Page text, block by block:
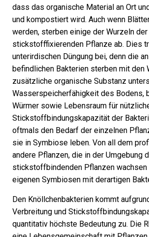
dass das organische Material an Ort
und kompostiert wird. Auch wenn
werden, sterben einige der Wurzeln der
stickstofffixierenden Pflanze ab. Dies
unterirdischen Düngung bei, denn die
befindlichen Bakterien sterben mit den
zusätzliche organische Substanz
Wasserspeicherfähigkeit des Bodens,
Würmer sowie Lebensraum für
Stickstoffbindungskapazität der
oftmals den Bedarf der einzelnen
sie in Symbiose leben. Von all dem
andere Pflanzen, die in der Umgebung
stickstoffbindenden Pflanzen wachsen
eigenen Symbiosen mit derartigen
Den Knöllchenbakterien kommt
Verbreitung und
quantitativ höchste Bedeutung zu. Die